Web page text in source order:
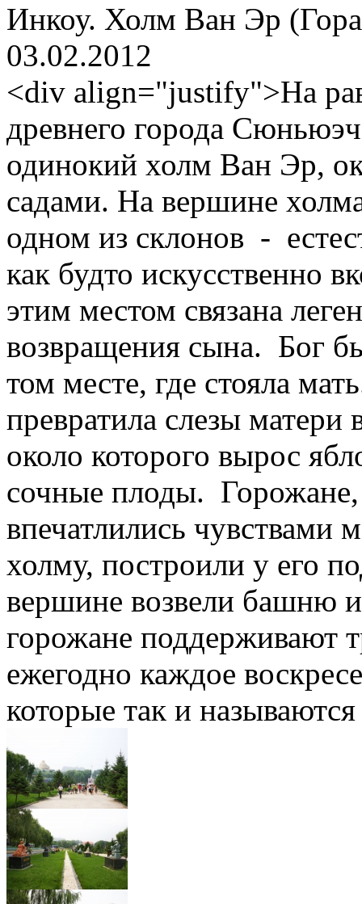
Инкоу. Холм Ван Эр
03.02.2012
<div align="justify">На
древнего города
одинокий холм Ван Эр,
садами. На вершине
одном из склонов -
как будто искусственно
этим местом связана
возвращения сына. Бог
том месте, где стояла
превратила слезы
около которого вырос
сочные плоды.
впечатлились чувствами
холму, построили у его
вершине возвели башню
горожане поддерживают
ежегодно каждое
которые так и